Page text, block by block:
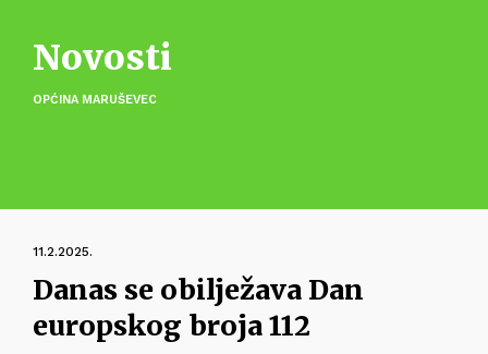
Novosti
OPĆINA MARUŠEVEC
11.2.2025.
Danas se obilježava Dan
europskog broja 112